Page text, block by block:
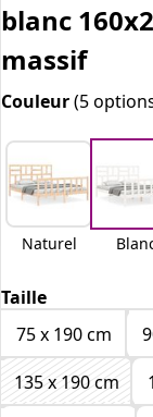
blanc
massif
Couleur(5
Naturel
Taille
75 x 190 cm
135 x 190 cm